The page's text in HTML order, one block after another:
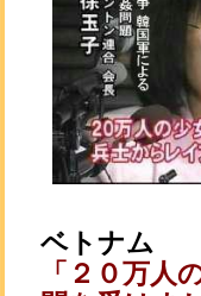
ベトナム
「２０万人